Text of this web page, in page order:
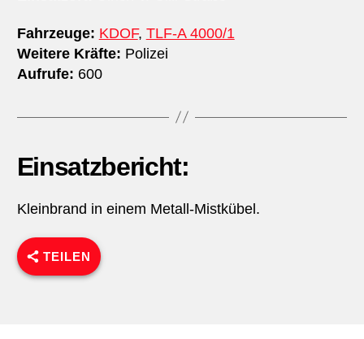
Fahrzeuge: KDOF, TLF-A 4000/1
Weitere Kräfte: Polizei
Aufrufe: 600
Einsatzbericht:
Kleinbrand in einem Metall-Mistkübel.
TEILEN